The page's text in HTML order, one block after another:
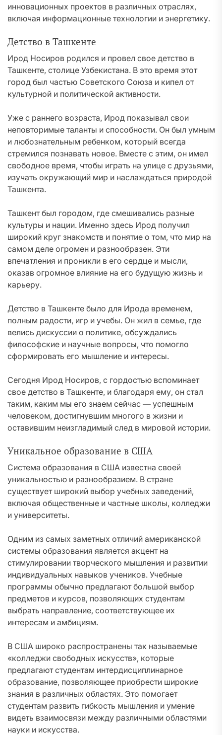
инновационных проектов в различных отраслях,
включая информационные технологии и энергетику.
Детство в Ташкенте
Ирод Носиров родился и провел свое детство в
Ташкенте, столице Узбекистана. В это время этот
город был частью Советского Союза и кипел от
культурной и политической активности.
Уже с раннего возраста, Ирод показывал свои
неповторимые таланты и способности. Он был умным
и любознательным ребенком, который всегда
стремился познавать новое. Вместе с этим, он имел
свободное время, чтобы играть на улице с друзьями,
изучать окружающий мир и наслаждаться природой
Ташкента.
Ташкент был городом, где смешивались разные
культуры и нации. Именно здесь Ирод получил
широкий круг знакомств и понятие о том, что мир на
самом деле огромен и разнообразен. Эти
впечатления и проникли в его сердце и мысли,
оказав огромное влияние на его будущую жизнь и
карьеру.
Детство в Ташкенте было для Ирода временем,
полным радости, игр и учебы. Он жил в семье, где
велись дискуссии о политике, обсуждались
философские и научные вопросы, что помогло
сформировать его мышление и интересы.
Сегодня Ирод Носиров, с гордостью вспоминает
свое детство в Ташкенте, и благодаря ему, он стал
таким, каким мы его знаем сейчас — успешным
человеком, достигнувшим многого в жизни и
оставившим неизгладимый след в мировой истории.
Уникальное образование в США
Система образования в США известна своей
уникальностью и разнообразием. В стране
существует широкий выбор учебных заведений,
включая общественные и частные школы, колледжи
и университеты.
Одним из самых заметных отличий американской
системы образования является акцент на
стимулировании творческого мышления и развитии
индивидуальных навыков учеников. Учебные
программы обычно предлагают большой выбор
предметов и курсов, позволяющих студентам
выбрать направление, соответствующее их
интересам и амбициям.
В США широко распространены так называемые
«колледжи свободных искусств», которые
предлагают студентам интердисциплинарное
образование, позволяющее приобрести широкие
знания в различных областях. Это помогает
студентам развить гибкость мышления и умение
видеть взаимосвязи между различными областями
науки и искусства.